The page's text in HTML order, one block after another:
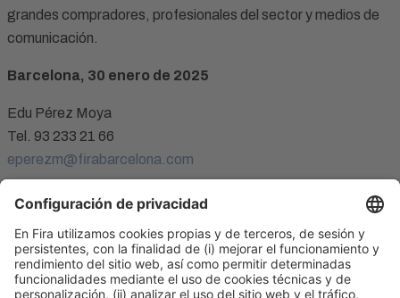
grandes compradores, profesionales del sector y medios de
comunicación.
Barcelona, 30 enero de 2025
Edu Pérez Moya
Tel. 93 233 21 66
eperezm@firabarcelona.com